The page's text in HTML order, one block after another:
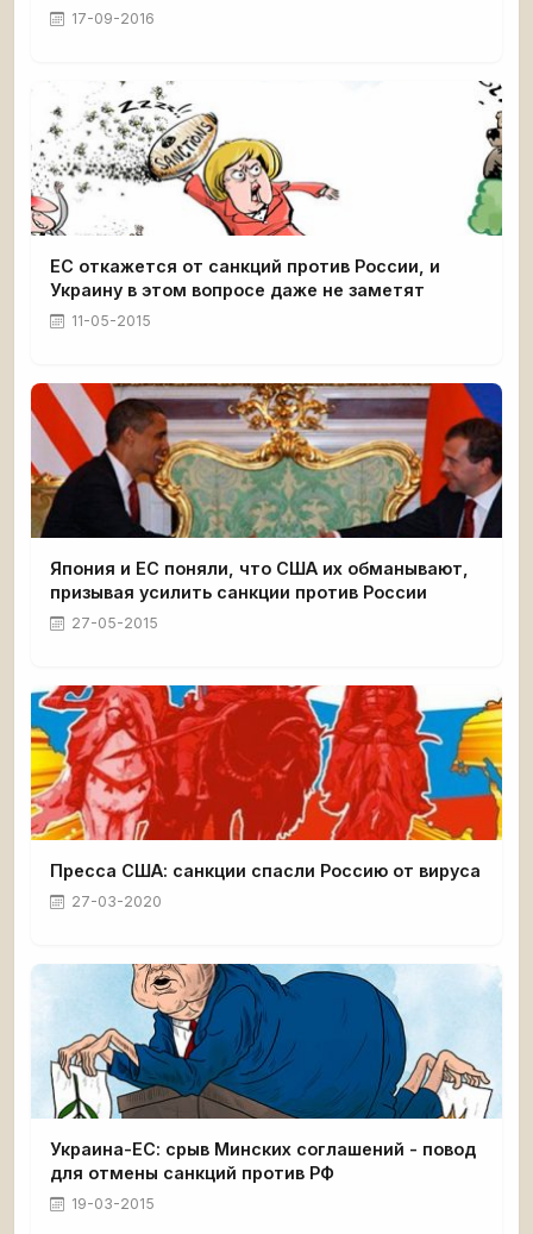
17-09-2016
ЕС откажется от санкций против России, и
Украину в этом вопросе даже не заметят
11-05-2015
Япония и ЕС поняли, что США их обманывают,
призывая усилить санкции против России
27-05-2015
Пресса США: санкции спасли Россию от вируса
27-03-2020
Украина-ЕС: срыв Минских соглашений - повод
для отмены санкций против РФ
19-03-2015